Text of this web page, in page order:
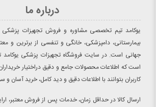
درباره ما
یوکامد تیم تخصصی مشاوره و فروش تجهیزات
بیمارستانی، دامپزشکی، خانگی و تنفسی از برترین و
جهانی است. در سایت فروشگاه تجهیزات پزشکی یوکامد
است که اطلاعات محصولات جامع و دقیق دراختیار
کاربران بتوانند با اطلاعات دقیق و دید کامل، خرید آسان و
ارسال کالا در حداقل زمان، خدمات پس از فروش معتبر،